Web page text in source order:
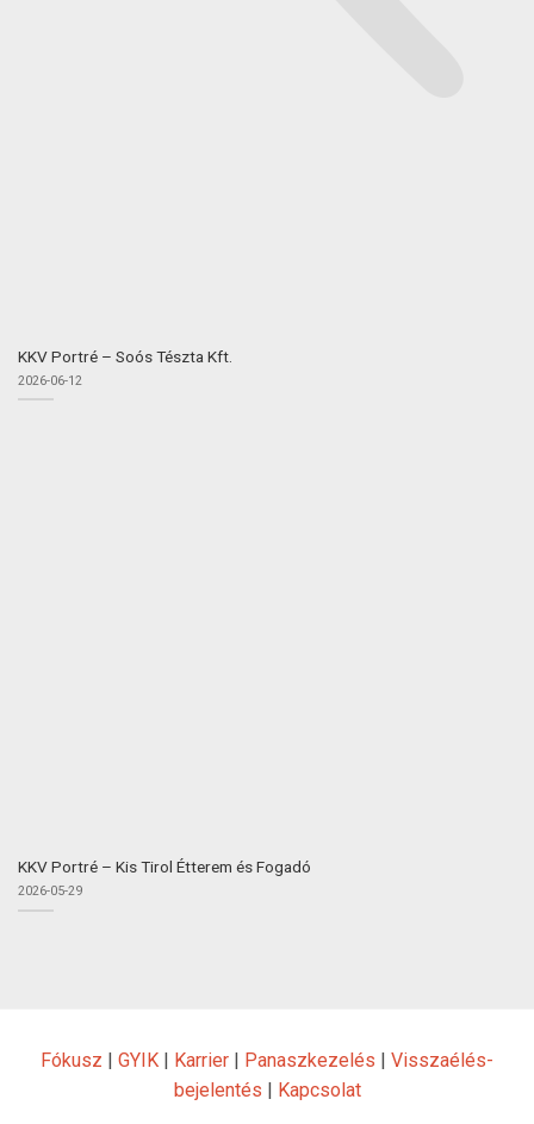
KKV Portré – Soós Tészta Kft.
2026-06-12
KKV Portré – Kis Tirol Étterem és Fogadó
2026-05-29
Fókusz | GYIK | Karrier | Panaszkezelés | Visszaélés-
bejelentés | Kapcsolat